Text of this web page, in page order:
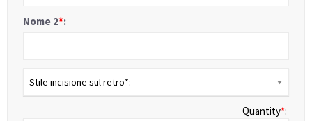
Nome 2*:
Stile incisione sul retro*:
Quantity*: